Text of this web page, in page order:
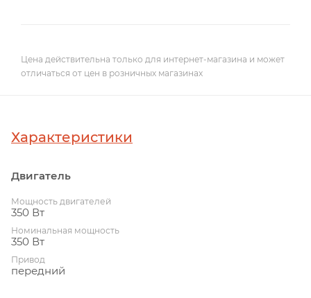
Цена действительна только для интернет-магазина и может
отличаться от цен в розничных магазинах
Характеристики
Двигатель
Мощность двигателей
350 Вт
Номинальная мощность
350 Вт
Привод
передний